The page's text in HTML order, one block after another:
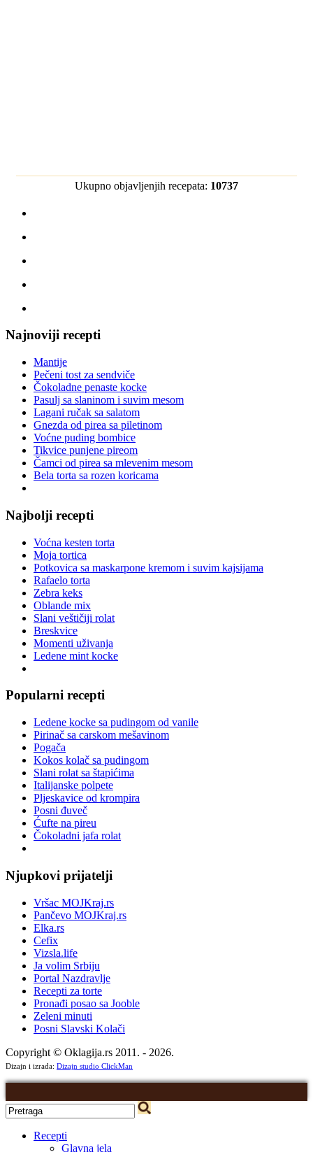
Ukupno objavljenjih recepata: 10737
Najnoviji recepti
Mantije
Pečeni tost za sendviče
Čokoladne penaste kocke
Pasulj sa slaninom i suvim mesom
Lagani ručak sa salatom
Gnezda od pirea sa piletinom
Voćne puding bombice
Tikvice punjene pireom
Čamci od pirea sa mlevenim mesom
Bela torta sa rozen koricama
Najbolji recepti
Voćna kesten torta
Moja tortica
Potkovica sa maskarpone kremom i suvim kajsijama
Rafaelo torta
Zebra keks
Oblande mix
Slani veštičiji rolat
Breskvice
Momenti uživanja
Ledene mint kocke
Popularni recepti
Ledene kocke sa pudingom od vanile
Pirinač sa carskom mešavinom
Pogača
Kokos kolač sa pudingom
Slani rolat sa štapićima
Italijanske polpete
Pljeskavice od krompira
Posni đuveč
Ćufte na pireu
Čokoladni jafa rolat
Njupkovi prijatelji
Vršac MOJKraj.rs
Pančevo MOJKraj.rs
Elka.rs
Cefix
Vizsla.life
Ja volim Srbiju
Portal Nazdravlje
Recepti za torte
Pronađi posao sa Jooble
Zeleni minuti
Posni Slavski Kolači
Copyright © Oklagija.rs 2011. - 2026.
Dizajn i izrada: Dizajn studio ClickMan
Recepti
Glavna jela